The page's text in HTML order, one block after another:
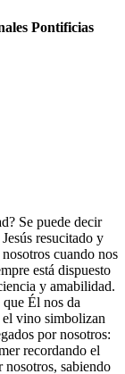
Pontificias
Se puede decir
resucitado y
cuando nos
está dispuesto
y amabilidad.
que Él nos da
vino simbolizan
por nosotros:
recordando el
nosotros, sabiendo